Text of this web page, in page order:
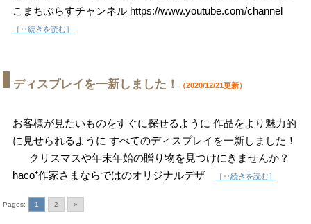
こまちぷらすチャンネル https://www.youtube.com/channel
［‥続きを読む］
ディスプレイを一新しました！ （2020/12/21更新）
お客様が見たいものをすぐに探せるように 作品をより魅力的
に見せられるように すべてのディスプレイを一新しました！
クリスマスや年末年始の贈り物を見つけにきませんか？
haco⁺作家さまならではのオリジナルデザ
［‥続きを読む］
Pages: 1 2 »